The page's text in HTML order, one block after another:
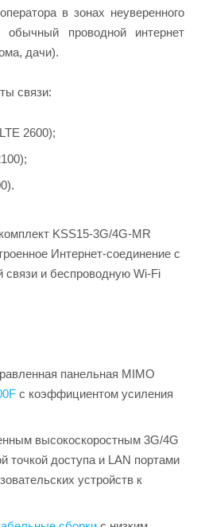
в зонах неуверенного
проводной интернет
дачи).
связи:
2600);
KSS15-3G/4G-MR
Интернет-соединение с
связи и беспроводную Wi-Fi
панельная MIMO
с коэффициентом усиления
высокоскоростным 3G/4G
точкой доступа и LAN портами
устройств к